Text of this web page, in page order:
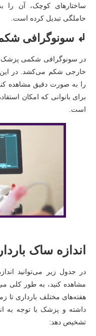
ساختارهای کوچک، آن را
حاملگی تبدیل کرده است.
↲ سونوگرافی
در سونوگرافی شکمی پزشک
خارجی شکم می‌کشد. در این
را به صورت دقیق مشاهده
برای بانوانی که امکان
است.
اندازه ساک
در جدول زیر می‌توانید
مشاهده کنید، به طور کلی
هفته‌های مختلف بارداری تا
داشته و پزشک با توجه به
تشخیص دهد: